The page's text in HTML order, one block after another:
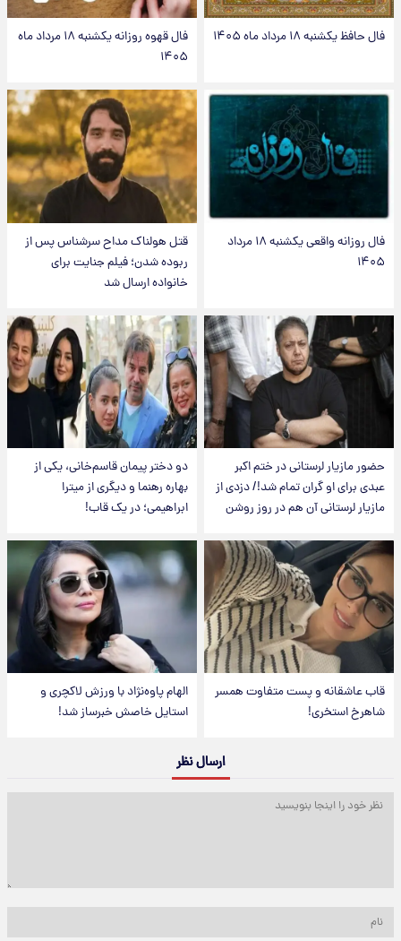
فال حافظ یکشنبه ۱۸ مرداد ماه ۱۴۰۵
فال قهوه روزانه یکشنبه ۱۸ مرداد ماه
۱۴۰۵
فال روزانه واقعی یکشنبه ۱۸ مرداد
۱۴۰۵
قتل هولناک مداح سرشناس پس از
ربوده شدن؛ فیلم جنایت برای
خانواده ارسال شد
حضور مازیار لرستانی در ختم اکبر
عبدی برای او گران تمام شد!/ دزدی از
مازیار لرستانی آن هم در روز روشن
دو دختر پیمان قاسم‌خانی، یکی از
بهاره رهنما و دیگری از میترا
ابراهیمی؛ در یک قاب!
قاب عاشقانه و پست متفاوت همسر
شاهرخ استخری!
الهام پاوه‌نژاد با ورزش لاکچری و
استایل خاصش خبرساز شد!
ارسال نظر